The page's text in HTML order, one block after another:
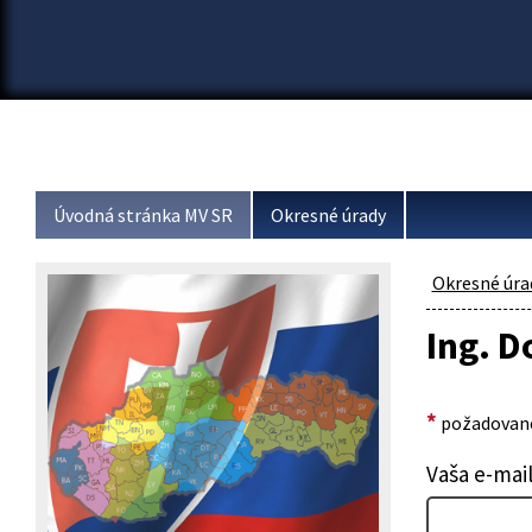
Úvodná stránka MV SR Okresné úrady
Okresné
Ing.
*
Vaša e-